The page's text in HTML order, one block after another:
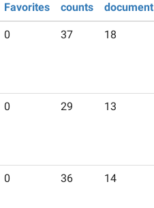
Favorites
counts
document
0 37 18
0 29 13
0 36 14